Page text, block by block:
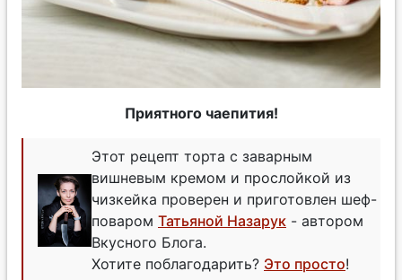
Приятного чаепития!
Этот рецепт торта с заварным
вишневым кремом и прослойкой из
чизкейка проверен и приготовлен шеф-
поваром Татьяной Назарук - автором
Вкусного Блога.
Хотите поблагодарить? Это просто!